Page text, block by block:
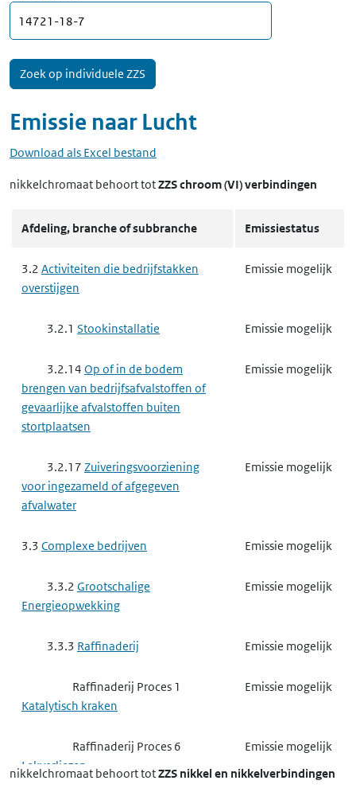
Emissie naar Lucht
Download als Excel bestand
nikkelchromaat behoort totZZS chroom (VI) verbindingen
Afdeling, branche of subbranche Emissiestatus
3.2 Activiteiten die bedrijfstakken
overstijgen
Emissie mogelijk
3.2.1 Stookinstallatie Emissie mogelijk
3.2.14 Op of in de bodem
brengen van bedrijfsafvalstoffen of
gevaarlijke afvalstoffen buiten
stortplaatsen
Emissie mogelijk
3.2.17 Zuiveringsvoorziening
voor ingezameld of afgegeven
afvalwater
Emissie mogelijk
3.3 Complexe bedrijven Emissie mogelijk
3.3.2 Grootschalige
Energieopwekking
Emissie mogelijk
3.3.3 Raffinaderij Emissie mogelijk
Raffinaderij Proces 1
Katalytisch kraken
Emissie mogelijk
Raffinaderij Proces 6
Lekverliezen
Emissie mogelijk
nikkelchromaat behoort totZZS nikkel en nikkelverbindingen